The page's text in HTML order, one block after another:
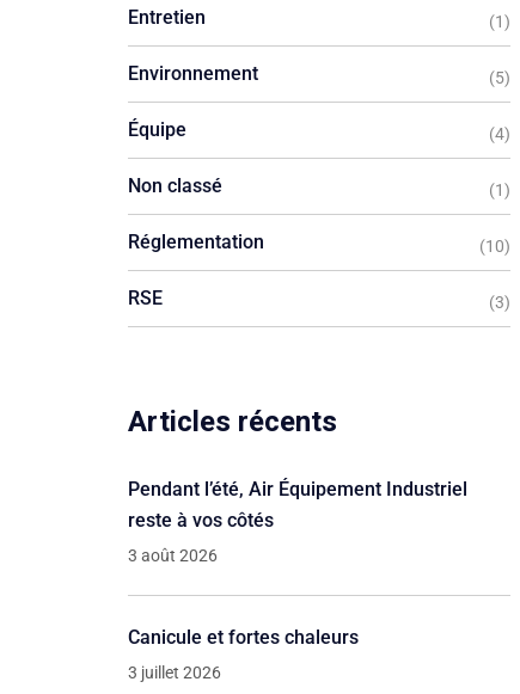
Entretien (1)
Environnement (5)
Équipe (4)
Non classé (1)
Réglementation (10)
RSE (3)
Articles récents
Pendant l’été, Air Équipement Industriel
reste à vos côtés
3 août 2026
Canicule et fortes chaleurs
3 juillet 2026